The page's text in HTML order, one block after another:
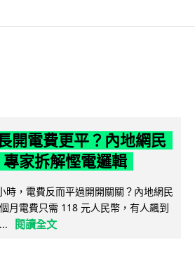
開電費更平？內地網民
家拆解慳電邏輯
時，電費反而平過開開關關？內地網民
月電費只需 118 元人民幣，有人飆到
閱讀全文